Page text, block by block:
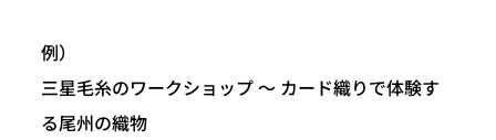
例）
三星毛糸のワークショップ ～ カード織りで体験す
る尾州の織物